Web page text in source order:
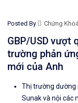
Posted By Chứng
GBP/USD vượt
trường phản
mới của Anh
Thị trường dường
Sunak và nội các